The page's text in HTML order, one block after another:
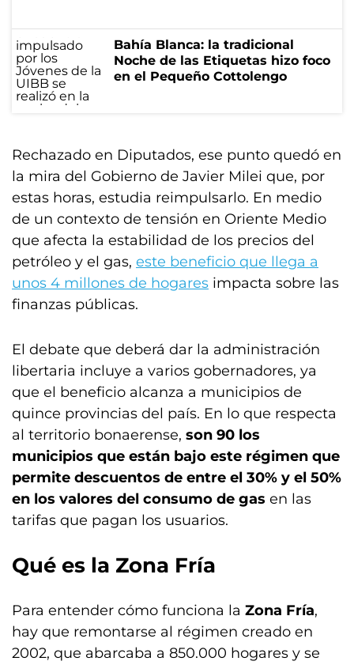
Bahía Blanca: la tradicional
Noche de las Etiquetas hizo foco
en el Pequeño Cottolengo
Rechazado en Diputados, ese punto quedó en
la mira del Gobierno de Javier Milei que, por
estas horas, estudia reimpulsarlo. En medio
de un contexto de tensión en Oriente Medio
que afecta la estabilidad de los precios del
petróleo y el gas, este beneficio que llega a
unos 4 millones de hogares impacta sobre las
finanzas públicas.
El debate que deberá dar la administración
libertaria incluye a varios gobernadores, ya
que el beneficio alcanza a municipios de
quince provincias del país. En lo que respecta
al territorio bonaerense, son 90 los
municipios que están bajo este régimen que
permite descuentos de entre el 30% y el 50%
en los valores del consumo de gas en las
tarifas que pagan los usuarios.
Qué es la Zona Fría
Para entender cómo funciona la Zona Fría,
hay que remontarse al régimen creado en
2002, que abarcaba a 850.000 hogares y se